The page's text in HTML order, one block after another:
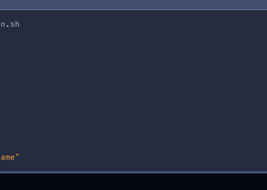
. sh